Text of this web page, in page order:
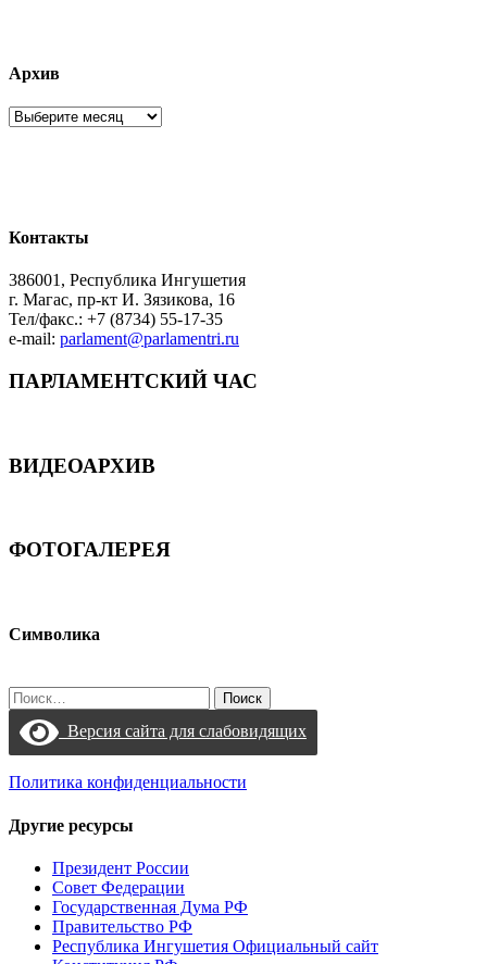
Архив
Архив
Контакты
386001, Республика Ингушетия
г. Магас, пр-кт И. Зязикова, 16
Тел/факс.: +7 (8734) 55-17-35
e-mail: parlament@parlamentri.ru
ПАРЛАМЕНТСКИЙ ЧАС
ВИДЕОАРХИВ
ФОТОГАЛЕРЕЯ
Символика
Найти:
Версия сайта для слабовидящих
Политика конфиденциальности
Другие ресурсы
Президент России
Совет Федерации
Государственная Дума РФ
Правительство РФ
Республика Ингушетия Официальный сайт